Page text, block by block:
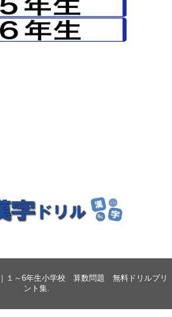
１～6年生小学校 算数問題 無料ドリルプリ
ント集.